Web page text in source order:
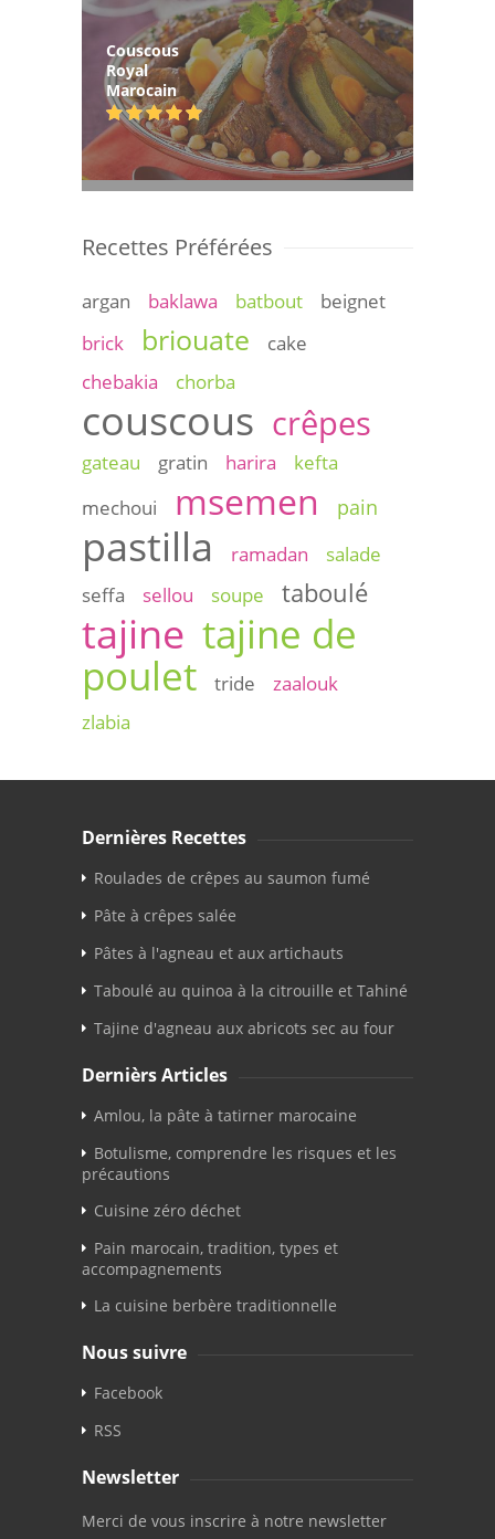
Couscous
Royal
Marocain
Recettes Préférées
argan baklawa batbout
beignet
brick
briouate
cake
chebakia
chorba
couscous crêpes
gateau gratin harira
kefta
mechoui
msemen pain
pastilla ramadan
salade
seffa
sellou soupe taboulé
tajine tajine de
poulet
tride
zaalouk
zlabia
Dernières Recettes
Roulades de crêpes au saumon fumé
Pâte à crêpes salée
Pâtes à l'agneau et aux artichauts
Taboulé au quinoa à la citrouille et Tahiné
Tajine d'agneau aux abricots sec au four
Dernièrs Articles
Amlou, la pâte à tatirner marocaine
Botulisme, comprendre les risques et les
précautions
Cuisine zéro déchet
Pain marocain, tradition, types et
accompagnements
La cuisine berbère traditionnelle
Nous suivre
Facebook
RSS
Newsletter
Merci de vous inscrire à notre newsletter